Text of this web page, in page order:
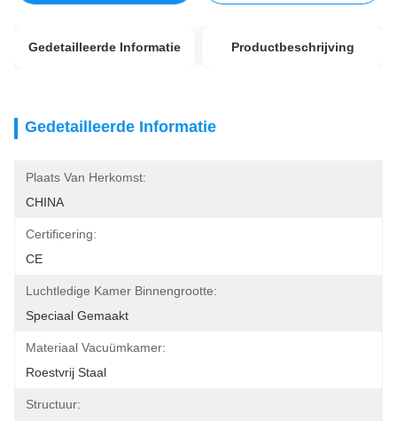
Gedetailleerde Informatie Productbeschrijving
Gedetailleerde Informatie
Plaats Van Herkomst:
CHINA
Certificering:
CE
Luchtledige Kamer Binnengrootte:
Speciaal Gemaakt
Materiaal Vacuümkamer:
Roestvrij Staal
Structuur: